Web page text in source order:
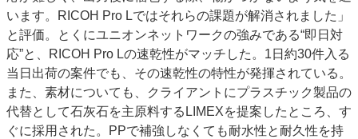
います。RICOH Pro Lではそれらの課題が解消されました」
と評価。とくにユニオンネットワークの強みである“即日対
応”と、RICOH Pro Lの速乾性がマッチした。1日約30件入る
当日出荷の案件でも、その速乾性の特性が発揮されている。
また、素材についても、クライアントにプラスチック製品の
代替として石灰石を主原料するLIMEXを提案したところ、す
ぐに採用された。PPで補強しなくても耐水性と耐久性を持